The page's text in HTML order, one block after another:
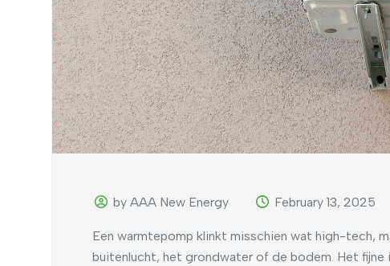
by AAA New Energy February 13, 2025
Een warmtepomp klinkt misschien wat high-tech,
buitenlucht, het grondwater of de bodem. Het